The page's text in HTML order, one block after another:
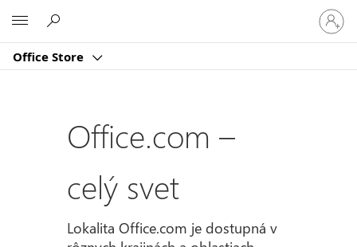
Office Store
sa
k
kontu
Office.com –
celý svet
Lokalita Office.com je dostupná v